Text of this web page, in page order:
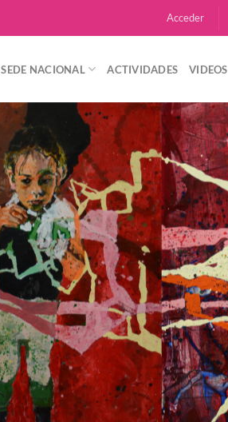
Acceder
SEDE NACIONAL ACTIVIDADES VIDEOS